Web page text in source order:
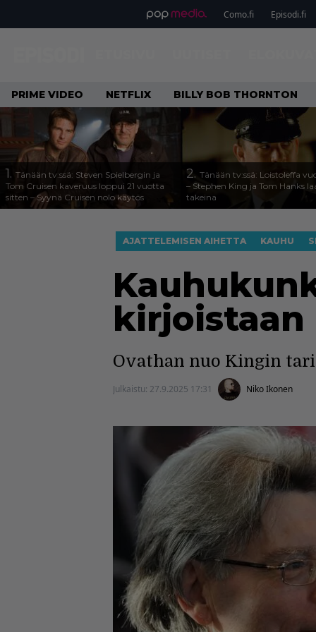
Como.fi Episodi.fi
PRIME VIDEO NETFLIX BILLY BOB THORNTON
1. Tänään tv:ssä: Steven Spielbergin ja
Tom Cruisen kaveruus loppui 21 vuotta
sitten – Syynä Cruisen nolo käytös
2. Tänään tv:ssä: Loistoleffa
– Stephen King ja Tom Hanks
takeina
AJATTELEMISEN AIHETTA KAUHU
kirjoistaan
Ovathan nuo Kingin
Julkaistu: 27.9.2025 17:31 Niko Ikonen